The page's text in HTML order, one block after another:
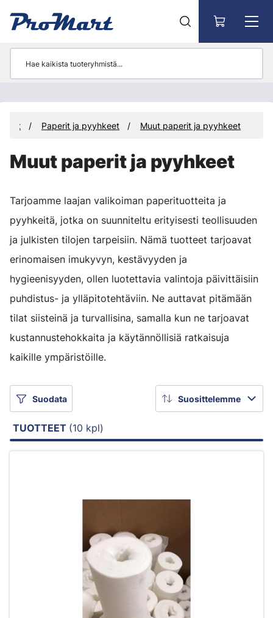
Paperit ja pyyhkeet Muut paperit ja pyyhkeet
Muut paperit ja pyyhkeet
Tarjoamme laajan valikoiman paperituotteita ja
pyyhkeitä, jotka on suunniteltu erityisesti teollisuuden
ja julkisten tilojen tarpeisiin. Nämä tuotteet tarjoavat
erinomaisen imukyvyn, kestävyyden ja
hygieenisyyden, ollen luotettavia valintoja päivittäisiin
puhdistus- ja ylläpitotehtäviin. Ne auttavat pitämään
tilat siisteinä ja turvallisina, samalla kun ne tarjoavat
kustannustehokkaita ja käytännöllisiä ratkaisuja
kaikille ympäristöille.
Suodata Suosittelemme
TUOTTEET (10 kpl)